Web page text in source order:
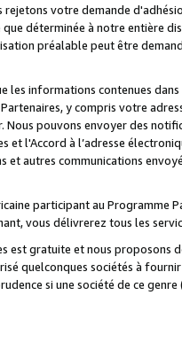
rejetons votre demande
déterminée à notre entière
préalable peut être
les informations contenues
y compris votre
pouvons envoyer des
et l'Accord à l’adresse
autres communications
participant au
vous délivrerez tous les
est gratuite et nous proposons
quelconques sociétés à
si une société de ce